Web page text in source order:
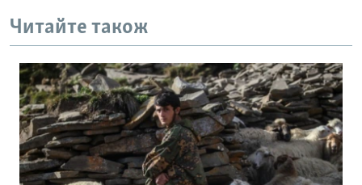
Читайте також